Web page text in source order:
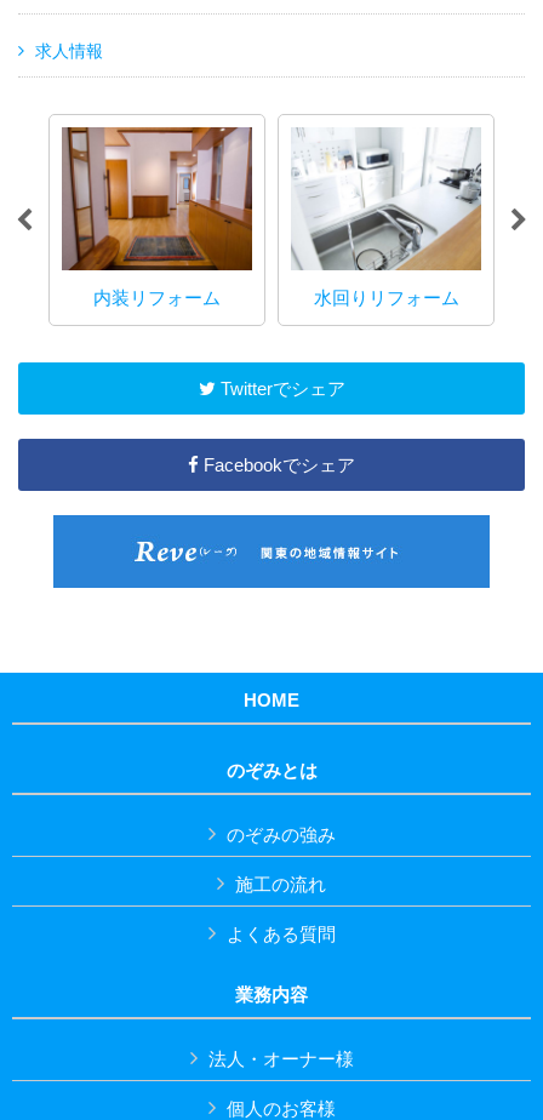
求人情報
内装リフォーム 水回りリフォーム
Twitterでシェア
Facebookでシェア
HOME
のぞみとは
のぞみの強み
施工の流れ
よくある質問
業務内容
法人・オーナー様
個人のお客様